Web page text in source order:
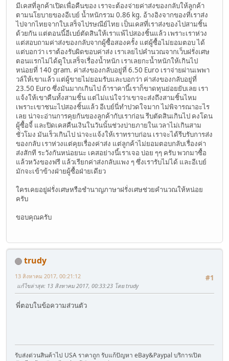
มีเคสที่ลูกค้าเปิดเพื่อคืนของ เราจะต้องจ่ายค่าส่งของกลับให้ลูกค้า
ตามนโยบายของอีเบย์ น้ำหนักรวม 0.86 kg. อ้างอิงจากของที่เราส่ง
ไปจากไทยจากใบเสร็จไปรษณีย์ไทย เป็นเคสที่เราส่งของไปสามชิ้น
ด้วยกัน แต่ตอนนี้อีเบย์ตัดสินให้เราแพ้ไปสองชิ้นแล้ว เพราะเราห่วง
แต่สอบถามค่าส่งของกลับจากผู้ซื้อสองครั้ง แต่ผู้ซื้อไม่ยอมตอบ ได้
แต่บอกว่า เราต้องรับผิดขอบค่าส่ง เราเลยไปคำนวณจากเว็บฝรั่งเศษ
ตอนแรกไม่ได้ดูใบเสร็จเรื่องน้ำหนัก เราเลยกะน้ำหนักให้เกินไป
หน่อยที่ 140 gram. ค่าส่งของกลับอยู่ที่ 6.50 Euro เราจ่ายผ่านเพพา
วล์ให้เขาแล้ว แต่ผู้ขายไม่ยอมรับและบอกว่า ค่าส่งของกลับอยู่ที่
23.50 Euro ซึ่งมันมากเกินไป ถ้าราคานี้เราก็ขาดทุนย่อยยับเลย เรา
แจ้งให้เขาคืนทั้งสามชิ้น แต่ไม่แน่ใจว่าเขาจะส่งถึงสามชิ้นไหม
เพราะเขาชนะไปสองชิ้นแล้ว อีเบย์นี่ทำปวดใจมาก ไม่พิจารณาอะไร
เลย น่าจะอ่านการคุยกันของลูกค้ากับเราก่อน รีบตัดสินเกินไป คงโดน
ผู้ซื้อจี้ และปิดเคสคืนเงินในวันนั้นช่วงบ่ายภายในเวลาไม่เกินสาม
ชั่วโมง มันเร็วเกินไป น่าจะแจ้งให้เราทราบก่อน เราจะได้รีบรับการส่ง
ของกลับ เราห่วงแต่คุยเรื่องค่าส่ง แต่ลูกค้าไม่ยอมตอบกลับเรื่องค่า
ส่งสักที ระวังกันหน่อยนะ เคสอย่างนี้เราเจอ บ่อย ๆๆ ครับ พวกมาซื้อ
แล้วหวังของฟรี แล้วเรียกค่าส่งกลับแพง ๆ ซึ่งเรารับไม่ได้ และอีเบย์
มักจะเข้าข้างฝ่ายผู้ซื้อฝ่ายเดียว
ใครเคยอยู่ฝรั่งเศษหรือชำนาญภาษาฝรั่งเศษช่วยคำนวณให้หน่อย
ครับ
ขอบคุณครับ
trudy
#1
13 สิงหาคม 2017, 00:21:12
แก้ไขล่าสุด: 13 สิงหาคม 2017, 00:33:23 โดย trudy
พี่ตอบในข้อความส่วนตัว
รับส่งด่วนสินค้าไป USA ราคาถูก รับแก้ปัญหา eBay&Paypal บริการเปิด